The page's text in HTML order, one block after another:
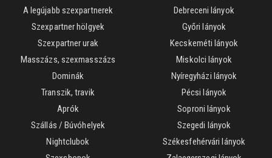
A legújabb szexpartnerek
Szexpartner hölgyek
Szexpartner urak
Masszázs, szexmasszázs
Dominák
Transzik, travik
Aprók
Szállás / Búvóhelyek
Nightclubok
Debreceni lányok
Győri lányok
Kecskeméti lányok
Miskolci lányok
Nyíregyházi lányok
Pécsi lányok
Soproni lányok
Szegedi lányok
Székesfehérvári lányok